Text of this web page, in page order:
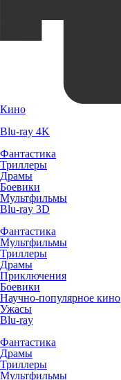
Кино
Blu-ray 4K
Фантастика
Триллеры
Драмы
Боевики
Мультфильмы
Blu-ray 3D
Фантастика
Мультфильмы
Триллеры
Драмы
Приключения
Боевики
Научно-популярное кино
Ужасы
Blu-ray
Фантастика
Драмы
Триллеры
Мультфильмы